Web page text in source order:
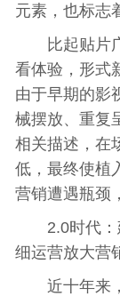
元素，也标志
比起贴片广
看体验，形式
由于早期的影
械摆放、重复
相关描述，在
低，最终使植
营销遭遇瓶颈
2.0时代：
细运营放大营
近十年来，